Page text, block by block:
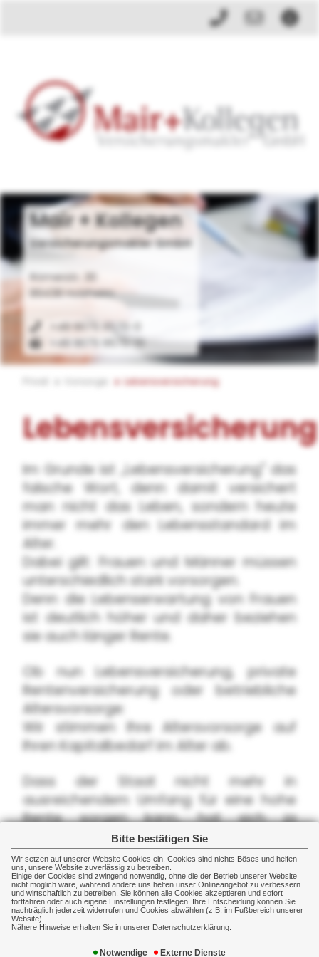
Bitte bestätigen Sie
Wir setzen auf unserer Website Cookies ein. Cookies sind nichts Böses und helfen
uns, unsere Website zuverlässig zu betreiben.
Einige der Cookies sind zwingend notwendig, ohne die der Betrieb unserer Website
nicht möglich wäre, während andere uns helfen unser Onlineangebot zu verbessern
und wirtschaftlich zu betreiben. Sie können alle Cookies akzeptieren und sofort
fortfahren oder auch eigene Einstellungen festlegen. Ihre Entscheidung können Sie
nachträglich jederzeit widerrufen und Cookies abwählen (z.B. im Fußbereich unserer
Website).
Nähere Hinweise erhalten Sie in unserer Datenschutzerklärung.
Notwendige Externe Dienste
Mair + Kollegen
Versicherungsmakler GmbH
Römerstr. 30
89438 Holzheim
+49 9075 9570-0
+49 9075 9570-10
Lebensversicherung
Lebensversicherung
Im Grunde ist „Lebensversicherung" das
falsche Wort, denn damit versichert
man nicht das Leben, sondern heute
immer mehr den Lebensstandard im
Alter.
Dabei gilt: Frauen und Männer müssen
unterschiedlich stark vorsorgen.
Denn die Lebenserwartung von Frauen
ist deutlich höher und daher beziehen
sie auch länger Rente.
Ob nun Lebensversicherung, private
Rentenversicherung oder betriebliche
Altersvorsorge:
Wir stimmen Ihre Altersvorsorge auf
Ihren Kapitalbedarf im Alter ab.
Dass der Staat nicht mehr in
ausreichendem Umfang für eine hohe
Rente sorgen kann, hat sich ja
mittlerweile herumgesprochen.
Aber eine Lebensversicherung kann
noch mehr:
Interessant ist ihr Einsatz als
Tilgungsversicherung für Immobilien
oder andere Investitionsgüter.